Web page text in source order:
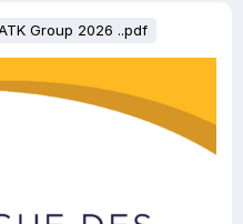
Group 2026 ..pdf